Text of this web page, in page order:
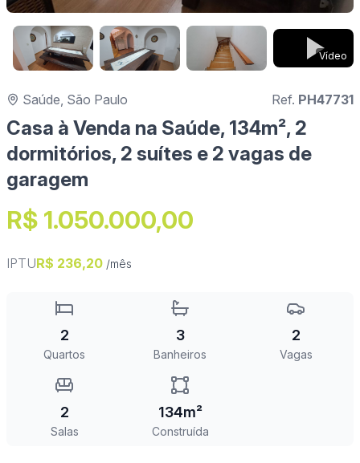
Vídeo
Saúde, São Paulo Ref. PH47731
Casa à Venda na Saúde, 134m², 2
dormitórios, 2 suítes e 2 vagas de
garagem
R$ 1.050.000,00
IPTUR$ 236,20 /mês
2
Quartos
3
Banheiros
2
Vagas
2
Salas
134m²
Construída